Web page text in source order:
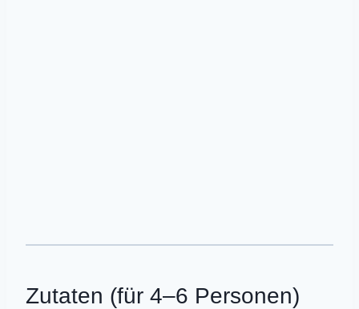
Zutaten (für 4–6 Personen)